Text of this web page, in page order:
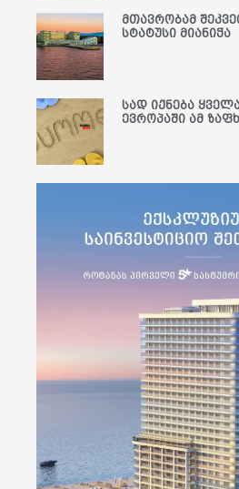
მთავრობამ
სტატუსი მიანიჭა
სად იქნება
ევროპაში ამ